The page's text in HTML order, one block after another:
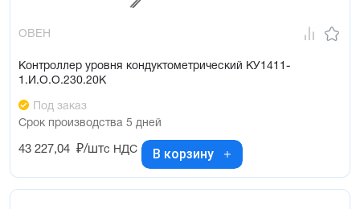
ОВЕН
Контроллер уровня кондуктометрический КУ1411-
1.И.О.О.230.20К
Под заказ
Срок производства 5 дней
43 227,04 ₽/штс НДС В корзину